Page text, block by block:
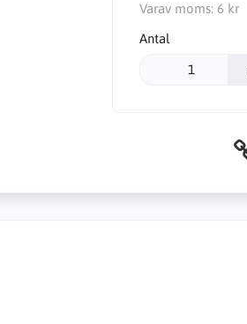
Varav moms: 6 kr
Antal